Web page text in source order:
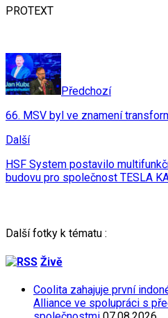
PROTEXT
Předchozí
66. MSV byl ve znamení
Další
HSF System postavilo
budovu pro společnost TESLA
Další fotky k tématu :
Živě
Coolita zahajuje první
Alliance ve spolupráci s